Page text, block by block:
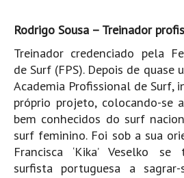
Exclusivas
Guia De Praias
Norte
Grande Porto
Costa de Prata
Oeste
Grande Lisboa
Rodrigo Sousa – Treinador
Treinador credenciado pela
de Surf (FPS). Depois de quase
Academia Profissional de Surf,
próprio projeto, colocando-se
bem conhecidos do surf
surf feminino. Foi sob a sua
Francisca ‘Kika’ Veselko
surfista portuguesa a